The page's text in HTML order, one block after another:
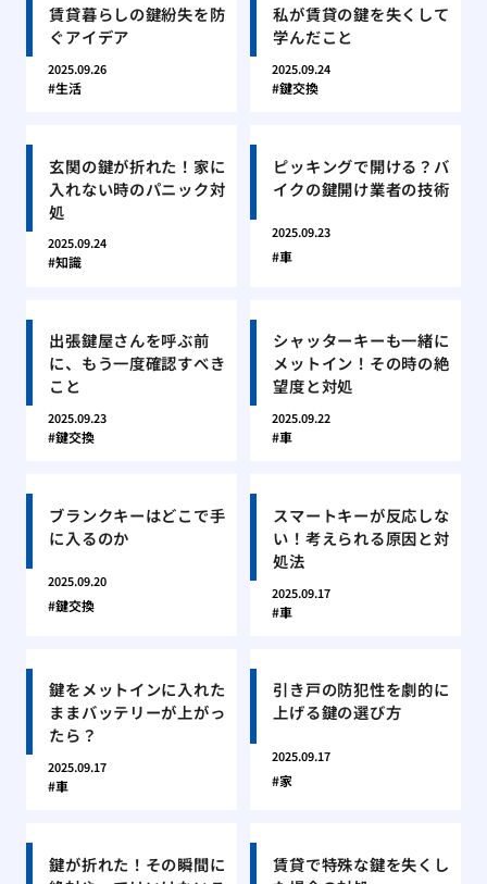
賃貸暮らしの鍵紛失を防
ぐアイデア
2025.09.26
生活
私が賃貸の鍵を失くして
学んだこと
2025.09.24
鍵交換
玄関の鍵が折れた！家に
入れない時のパニック対
処
2025.09.24
知識
ピッキングで開ける？バ
イクの鍵開け業者の技術
2025.09.23
車
出張鍵屋さんを呼ぶ前
に、もう一度確認すべき
こと
2025.09.23
鍵交換
シャッターキーも一緒に
メットイン！その時の絶
望度と対処
2025.09.22
車
ブランクキーはどこで手
に入るのか
2025.09.20
鍵交換
スマートキーが反応しな
い！考えられる原因と対
処法
2025.09.17
車
鍵をメットインに入れた
ままバッテリーが上がっ
たら？
2025.09.17
車
引き戸の防犯性を劇的に
上げる鍵の選び方
2025.09.17
家
鍵が折れた！その瞬間に
賃貸で特殊な鍵を失くし